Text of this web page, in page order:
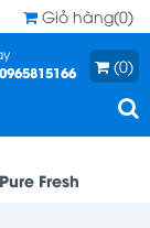
Giỏ hàng(0)
(0)
Fresh